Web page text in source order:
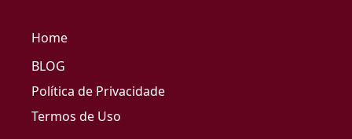
Home
BLOG
Política de Privacidade
Termos de Uso